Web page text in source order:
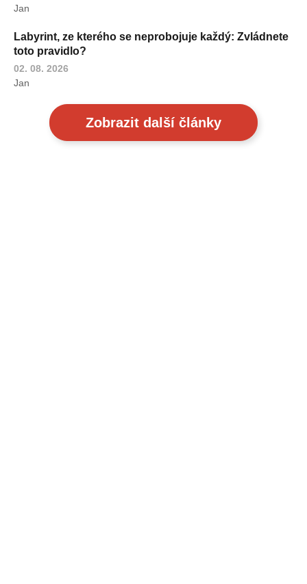
Jan
Labyrint, ze kterého se neprobojuje každý: Zvládnete
toto pravidlo?
02. 08. 2026
Jan
Zobrazit další články